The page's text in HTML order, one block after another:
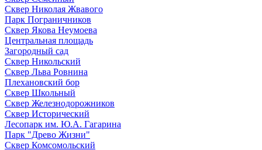
Сквер Николая Жвавого
Парк Пограничников
Сквер Якова Неумоева
Центральная площадь
Загородный сад
Сквер Никольский
Сквер Льва Ровнина
Плехановский бор
Сквер Школьный
Сквер Железнодорожников
Сквер Исторический
Лесопарк им. Ю.А. Гагарина
Парк "Древо Жизни"
Сквер Комсомольский